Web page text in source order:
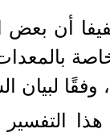
أن بعض
لبيان
التفسير